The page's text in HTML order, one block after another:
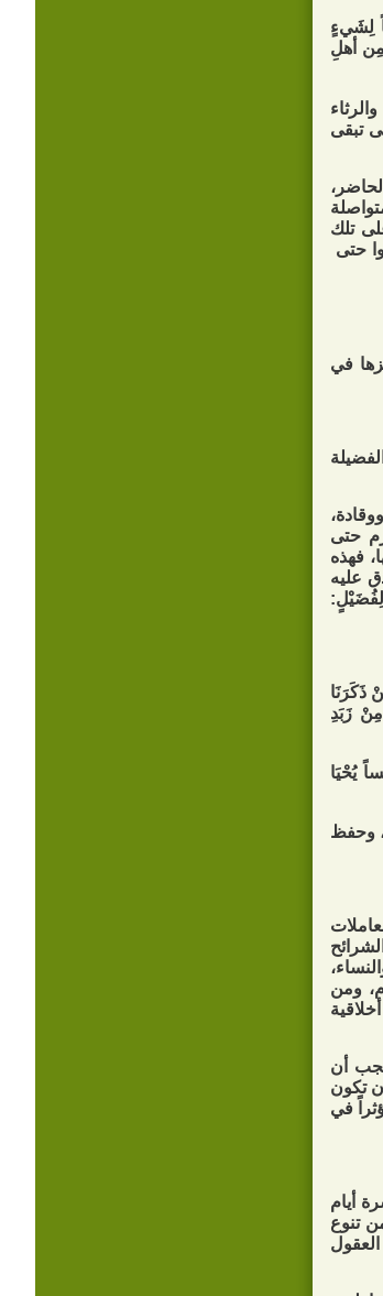
لِشَي‏ءٍ
أهلِ
تبقى
تلك
حتى
في
حتى
فهذه
عليه
ذَكَرَنَا
زَبَدِ
يُحْيَا
وحفظ
ومن
يجب أن
تكون
في
أيام
تنوع